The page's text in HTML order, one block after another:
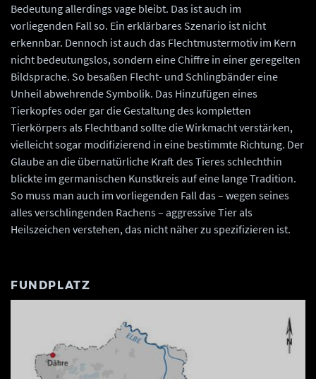
Bedeutung allerdings vage bleibt. Das ist auch im
vorliegenden Fall so. Ein erklärbares Szenario ist nicht
erkennbar. Dennoch ist auch das Flechtmustermotiv im Kern
nicht bedeutungslos, sondern eine Chiffre in einer geregelten
Bildsprache. So besaßen Flecht- und Schlingbänder eine
Unheil abwehrende Symbolik. Das Hinzufügen eines
Tierkopfes oder gar die Gestaltung des kompletten
Tierkörpers als Flechtband sollte die Wirkmacht verstärken,
vielleicht sogar modifizierend in eine bestimmte Richtung. Der
Glaube an die übernatürliche Kraft des Tieres schlechthin
blickte im germanischen Kunstkreis auf eine lange Tradition.
So muss man auch im vorliegenden Fall das – wegen seines
alles verschlingenden Rachens – aggressive Tier als
Heilszeichen verstehen, das nicht näher zu spezifizieren ist.
FUNDPLATZ